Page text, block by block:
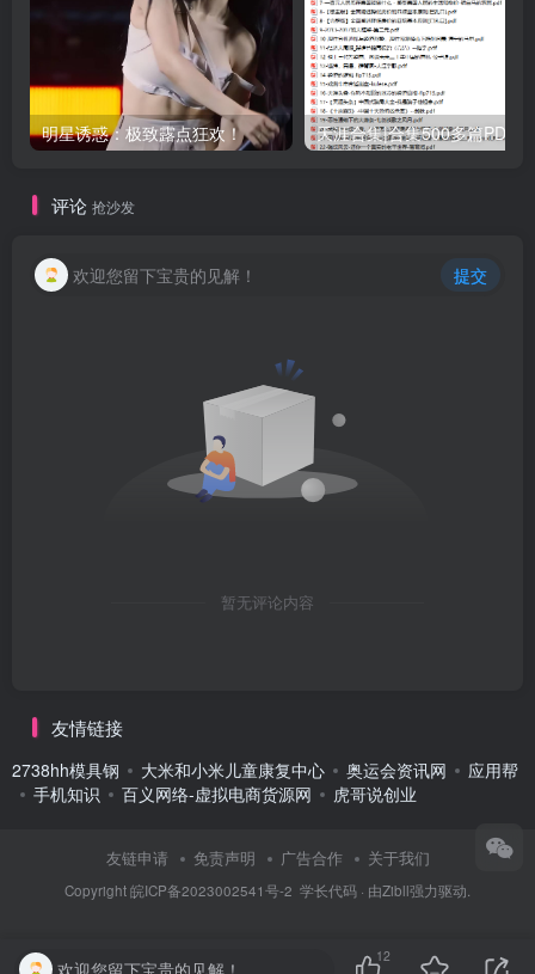
明星诱惑：极致露点狂欢！
评论 抢沙发
欢迎您留下宝贵的见解！ 提交
暂无评论内容
友情链接
2738hh模具钢 大米和小米儿童康复中心 奥运会资讯网
应用帮
手机知识
百义网络-虚拟电商货源网 虎哥说创业
友链申请 免责声明 广告合作 关于我们
Copyright皖ICP备2023002541号-2 学长代码 · 由Zibll强力驱动.
欢迎您留下宝贵的见解！
12